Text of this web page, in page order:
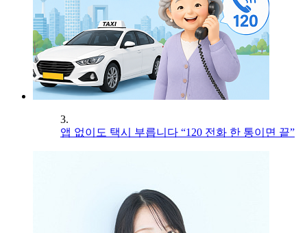
3.
앱 없이도 택시 부릅니다 “120 전화 한 통이면 끝”